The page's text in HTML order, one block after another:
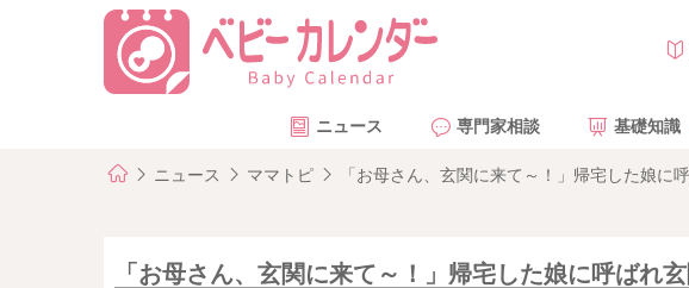
ニュース 専門家相談 基礎知識
ニュース ママトピ 「お母さん、玄関に来て～！」帰宅した娘
「お母さん、玄関に来て～！」帰宅した娘に呼ばれ